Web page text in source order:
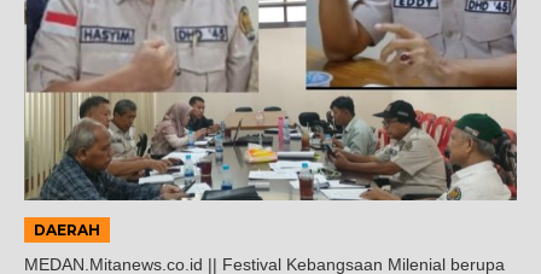
DAERAH
MEDAN.Mitanews.co.id || Festival Kebangsaan Milenial berupa